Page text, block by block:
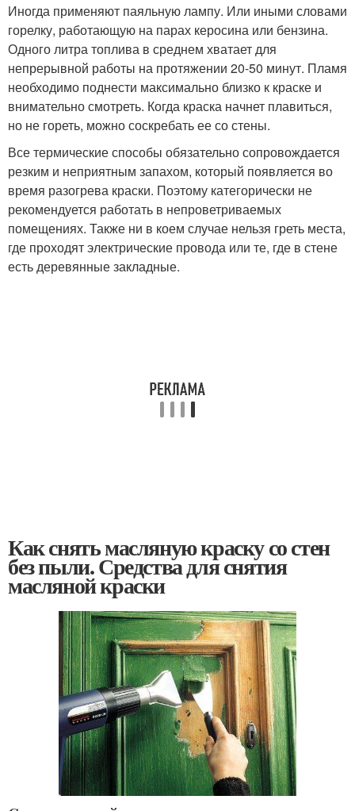
Иногда применяют паяльную лампу. Или иными словами
горелку, работающую на парах керосина или бензина.
Одного литра топлива в среднем хватает для
непрерывной работы на протяжении 20-50 минут. Пламя
необходимо поднести максимально близко к краске и
внимательно смотреть. Когда краска начнет плавиться,
но не гореть, можно соскребать ее со стены.
Все термические способы обязательно сопровождается
резким и неприятным запахом, который появляется во
время разогрева краски. Поэтому категорически не
рекомендуется работать в непроветриваемых
помещениях. Также ни в коем случае нельзя греть места,
где проходят электрические провода или те, где в стене
есть деревянные закладные.
Как снять масляную краску со стен
без пыли. Средства для снятия
масляной краски